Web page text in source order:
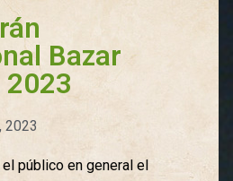
Bazar
2023
2023
público en general el